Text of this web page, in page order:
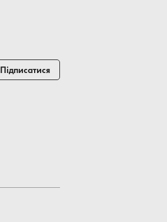
Підписатися